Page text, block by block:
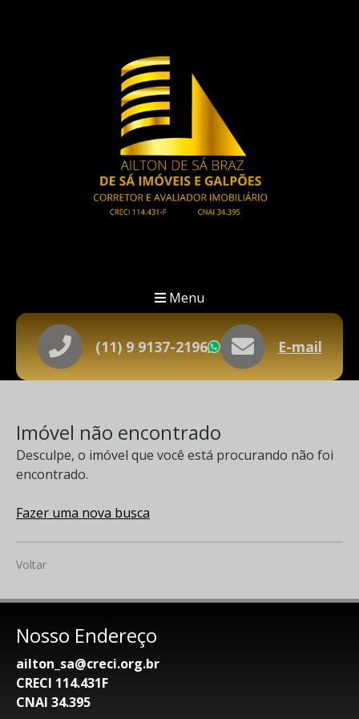
Menu
(11) 9 9137-2196 WhatsApp
E-mail
Imóvel não encontrado
Desculpe, o imóvel que você está procurando não foi
encontrado.
Fazer uma nova busca
Voltar
Nosso Endereço
ailton_sa@creci.org.br
CRECI 114.431F
CNAI 34.395